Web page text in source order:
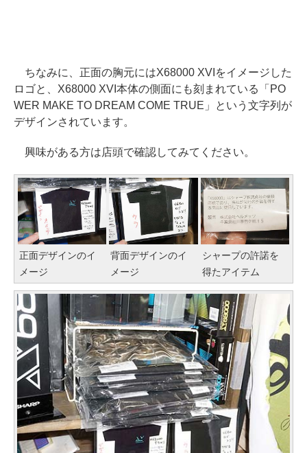
ちなみに、正面の胸元にはX68000 XVIをイメージした
ロゴと、X68000 XVI本体の側面にも刻まれている「PO
WER MAKE TO DREAM COME TRUE」という文字列が
デザインされています。
興味がある方は店頭で確認してみてください。
正面デザインのイ
メージ
背面デザインのイ
メージ
シャープの許諾を
得たアイテム